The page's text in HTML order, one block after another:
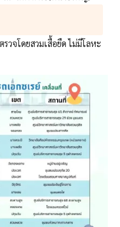
รวจโดยสวมเสื้อยืด ไม่มีโลหะ